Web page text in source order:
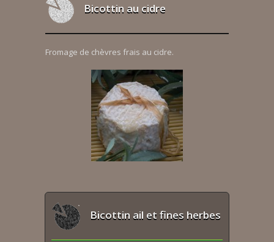
Bicottin au cidre
Fromage de chèvres frais au cidre.
Bicottin ail et fines herbes